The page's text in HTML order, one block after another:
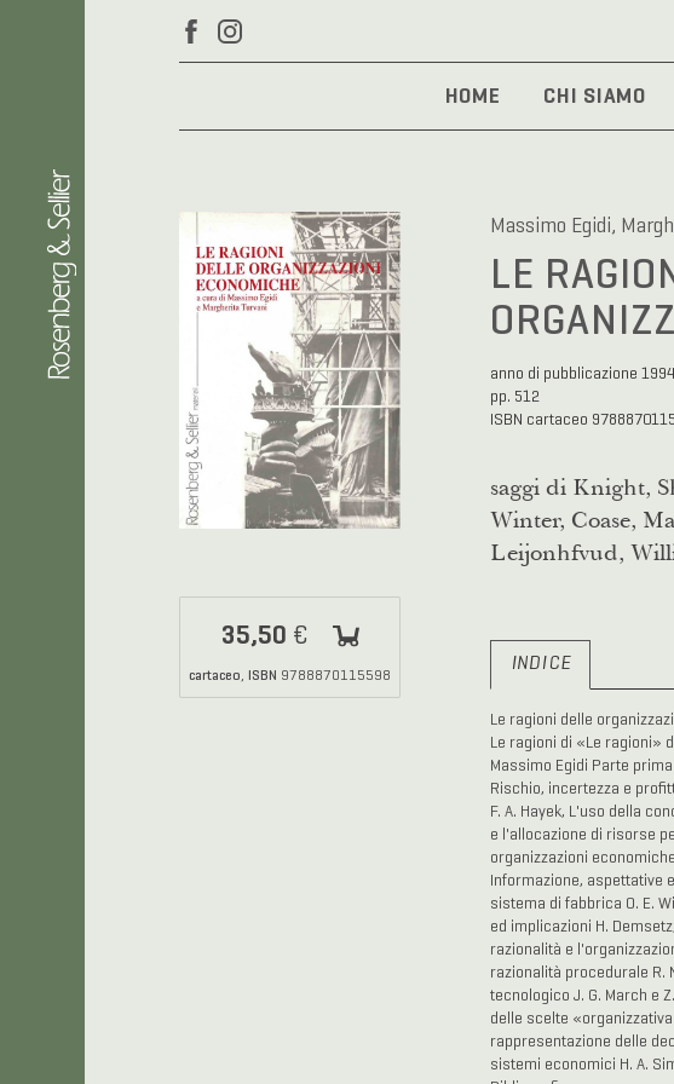
HOME CHI SIAMO
35,50 €
cartaceo, ISBN 9788870115598
Massimo Egidi,
LE
anno di pubblicazione 1994
pp. 512
ISBN cartaceo
saggi di Knight,
Winter, Coase,
Leijonhfvud,
INDICE
Le ragioni delle
Le ragioni di «Le ragioni»
Massimo Egidi Parte
Rischio, incertezza e
F. A. Hayek, L'uso della
e l'allocazione di risorse
organizzazioni
Informazione, aspettative
sistema di fabbrica O. E.
ed implicazioni H.
razionalità e
razionalità procedurale R.
tecnologico J. G. March e
delle scelte
rappresentazione delle
sistemi economici H. A.